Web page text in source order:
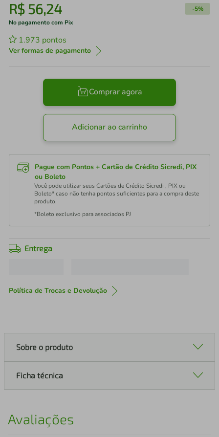
R$ 56,24 -5%
No pagamento com Pix
1.973 pontos
Ver formas de pagamento
Comprar agora
Adicionar ao carrinho
Pague com Pontos + Cartão de Crédito Sicredi, PIX
ou Boleto
Você pode utilizar seus Cartões de Crédito Sicredi , PIX ou
Boleto* caso não tenha pontos suficientes para a compra deste
produto.
*Boleto exclusivo para associados PJ
Entrega
Política de Trocas e Devolução
Sobre o produto
Ficha técnica
Avaliações